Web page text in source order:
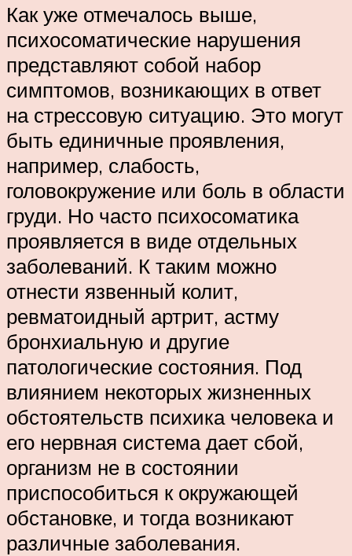
Как уже отмечалось выше,
психосоматические нарушения
представляют собой набор
симптомов, возникающих в ответ
на стрессовую ситуацию. Это могут
быть единичные проявления,
например, слабость,
головокружение или боль в области
груди. Но часто психосоматика
проявляется в виде отдельных
заболеваний. К таким можно
отнести язвенный колит,
ревматоидный артрит, астму
бронхиальную и другие
патологические состояния. Под
влиянием некоторых жизненных
обстоятельств психика человека и
его нервная система дает сбой,
организм не в состоянии
приспособиться к окружающей
обстановке, и тогда возникают
различные заболевания.